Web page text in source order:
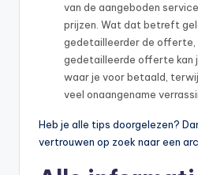
van de aangeboden
prijzen. Wat dat betreft
gedetailleerder de offerte,
gedetailleerde offerte kan
waar je voor betaald,
veel onaangename
Heb je alle tips doorgelezen?
vertrouwen op zoek naar een